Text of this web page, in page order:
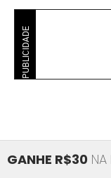
PUBLICIDADE
GANHE R$30 NA